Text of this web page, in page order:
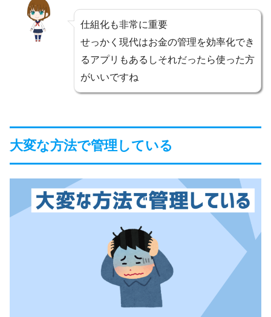
仕組化も非常に重要
せっかく現代はお金の管理を効率化でき
るアプリもあるしそれだったら使った方
がいいですね
大変な方法で管理している